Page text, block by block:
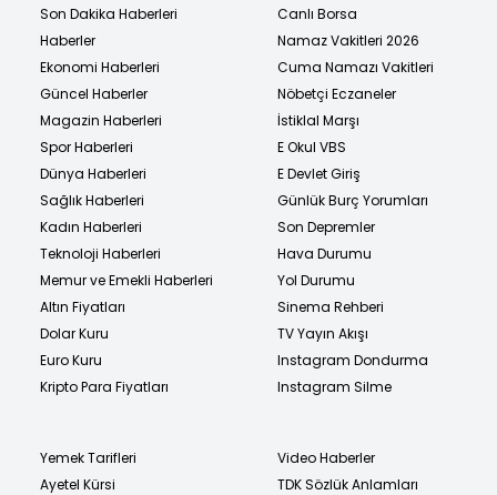
Son Dakika Haberleri
Haberler
Ekonomi Haberleri
Güncel Haberler
Magazin Haberleri
Spor Haberleri
Dünya Haberleri
Sağlık Haberleri
Kadın Haberleri
Teknoloji Haberleri
Memur ve Emekli Haberleri
Altın Fiyatları
Dolar Kuru
Euro Kuru
Kripto Para Fiyatları
Canlı Borsa
Namaz Vakitleri 2026
Cuma Namazı Vakitleri
Nöbetçi Eczaneler
İstiklal Marşı
E Okul VBS
E Devlet Giriş
Günlük Burç Yorumları
Son Depremler
Hava Durumu
Yol Durumu
Sinema Rehberi
TV Yayın Akışı
Instagram Dondurma
Instagram Silme
Yemek Tarifleri
Ayetel Kürsi
Video Haberler
TDK Sözlük Anlamları